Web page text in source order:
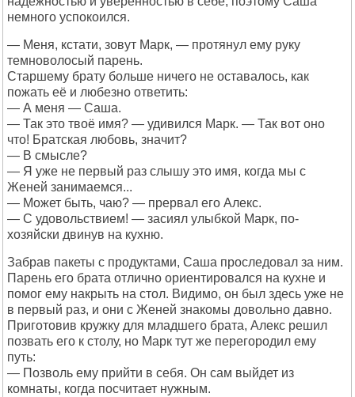
немного успокоился.
— Меня, кстати, зовут Марк, — протянул ему руку
темноволосый парень.
Старшему брату больше ничего не оставалось, как
пожать её и любезно ответить:
— А меня — Саша.
— Так это твоё имя? — удивился Марк. — Так вот оно
что! Братская любовь, значит?
— В смысле?
— Я уже не первый раз слышу это имя, когда мы с
Женей занимаемся...
— Может быть, чаю? — прервал его Алекс.
— С удовольствием! — засиял улыбкой Марк, по-
хозяйски двинув на кухню.
Забрав пакеты с продуктами, Саша проследовал за ним.
Парень его брата отлично ориентировался на кухне и
помог ему накрыть на стол. Видимо, он был здесь уже не
в первый раз, и они с Женей знакомы довольно давно.
Приготовив кружку для младшего брата, Алекс решил
позвать его к столу, но Марк тут же перегородил ему
путь:
— Позволь ему прийти в себя. Он сам выйдет из
комнаты, когда посчитает нужным.